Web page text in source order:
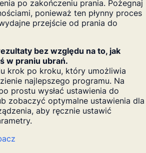
po zakończeniu prania. Pożegnaj
ponieważ ten płynny proces
przejście od prania do
bez względu na to, jak
w praniu ubrań.
krok po kroku, który umożliwia
najlepszego programu. Na
prostu wysłać ustawienia do
zobaczyć optymalne ustawienia dla
aby ręcznie ustawić